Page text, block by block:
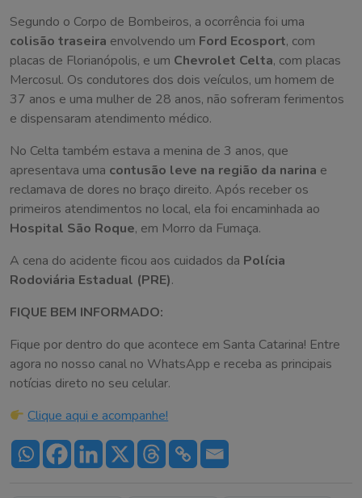
Segundo o Corpo de Bombeiros, a ocorrência foi uma
colisão traseira envolvendo um Ford Ecosport, com
placas de Florianópolis, e um Chevrolet Celta, com placas
Mercosul. Os condutores dos dois veículos, um homem de
37 anos e uma mulher de 28 anos, não sofreram ferimentos
e dispensaram atendimento médico.
No Celta também estava a menina de 3 anos, que
apresentava uma contusão leve na região da narina e
reclamava de dores no braço direito. Após receber os
primeiros atendimentos no local, ela foi encaminhada ao
Hospital São Roque, em Morro da Fumaça.
A cena do acidente ficou aos cuidados da Polícia
Rodoviária Estadual (PRE).
FIQUE BEM INFORMADO:
Fique por dentro do que acontece em Santa Catarina! Entre
agora no nosso canal no WhatsApp e receba as principais
notícias direto no seu celular.
Clique aqui e acompanhe!